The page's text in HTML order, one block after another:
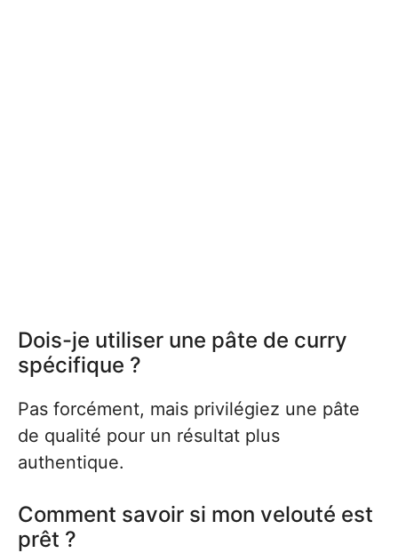
Dois-je utiliser une pâte de curry
spécifique ?
Pas forcément, mais privilégiez une pâte
de qualité pour un résultat plus
authentique.
Comment savoir si mon velouté est
prêt ?